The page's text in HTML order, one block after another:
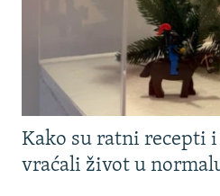
Kako su ratni recepti
vraćali život u